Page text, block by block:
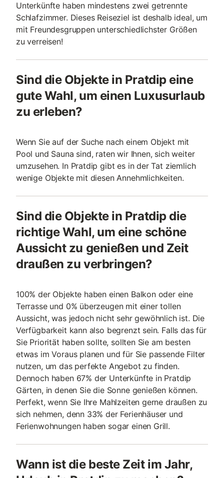
Unterkünfte haben mindestens zwei getrennte
Schlafzimmer. Dieses Reiseziel ist deshalb ideal, um
mit Freundesgruppen unterschiedlichster Größen
zu verreisen!
Sind die Objekte in Pratdip eine
gute Wahl, um einen Luxusurlaub
zu erleben?
Wenn Sie auf der Suche nach einem Objekt mit
Pool und Sauna sind, raten wir Ihnen, sich weiter
umzusehen. In Pratdip gibt es in der Tat ziemlich
wenige Objekte mit diesen Annehmlichkeiten.
Sind die Objekte in Pratdip die
richtige Wahl, um eine schöne
Aussicht zu genießen und Zeit
draußen zu verbringen?
100% der Objekte haben einen Balkon oder eine
Terrasse und 0% überzeugen mit einer tollen
Aussicht, was jedoch nicht sehr gewöhnlich ist. Die
Verfügbarkeit kann also begrenzt sein. Falls das für
Sie Priorität haben sollte, sollten Sie am besten
etwas im Voraus planen und für Sie passende Filter
nutzen, um das perfekte Angebot zu finden.
Dennoch haben 67% der Unterkünfte in Pratdip
Gärten, in denen Sie die Sonne genießen können.
Perfekt, wenn Sie Ihre Mahlzeiten gerne draußen zu
sich nehmen, denn 33% der Ferienhäuser und
Ferienwohnungen haben sogar einen Grill.
Wann ist die beste Zeit im Jahr,